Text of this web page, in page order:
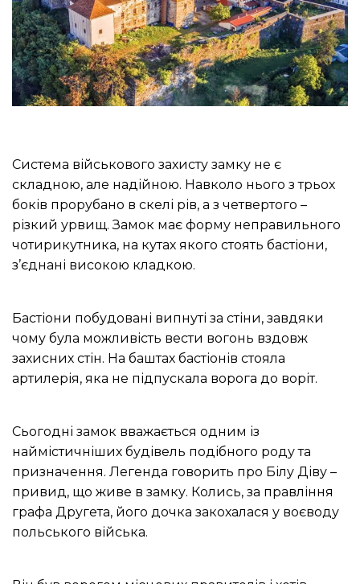
Система військового захисту замку не є
складною, але надійною. Навколо нього з трьох
боків прорубано в скелі рів, а з четвертого –
різкий урвищ. Замок має форму неправильного
чотирикутника, на кутах якого стоять бастіони,
з’єднані високою кладкою.
Бастіони побудовані випнуті за стіни, завдяки
чому була можливість вести вогонь вздовж
захисних стін. На баштах бастіонів стояла
артилерія, яка не підпускала ворога до воріт.
Сьогодні замок вважається одним із
наймістичніших будівель подібного роду та
призначення. Легенда говорить про Білу Діву –
привид, що живе в замку. Колись, за правління
графа Другета, його дочка закохалася у воєводу
польського війська.